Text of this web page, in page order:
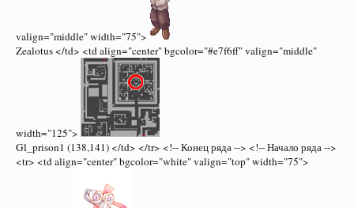
valign="middle" width="75">
Zealotus </td> <td align="center" bgcolor="#e7f6ff" valign="middle"
width="125">
Gl_prison1 (138,141) </td> </tr> <!-- Конец ряда --> <!-- Начало ряда -->
<tr> <td align="center" bgcolor="white" valign="top" width="75">